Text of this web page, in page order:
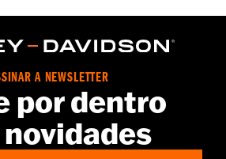
socket head cap screws
warranty – Go towww.h-
A NEWSLETTER
por dentro